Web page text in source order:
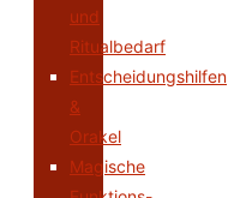
und
Ritualbedarf
Entscheidungshilfen
&
Orakel
Magische